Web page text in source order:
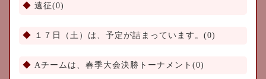
遠征(0)
１７日（土）は、予定が詰まっています。(0)
Aチームは、春季大会決勝トーナメント(0)